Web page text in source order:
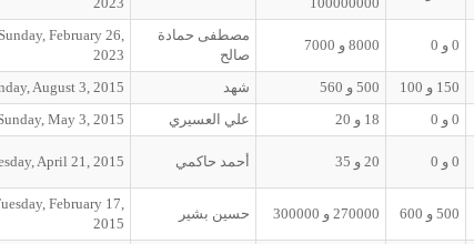
0 و 0
8000 و 7000
مصطفى حمادة
صالح
Sunday, February 26,
2023
150 و 100
500 و 560 شهد
August 3, 2015
0 و 0
18 و 20 علي العسيري May 3, 2015
0 و 0
20 و 35 أحمد حاكمي April 21, 2015
500 و 600
270000 و 300000 حسين بشير
February 17,
2015